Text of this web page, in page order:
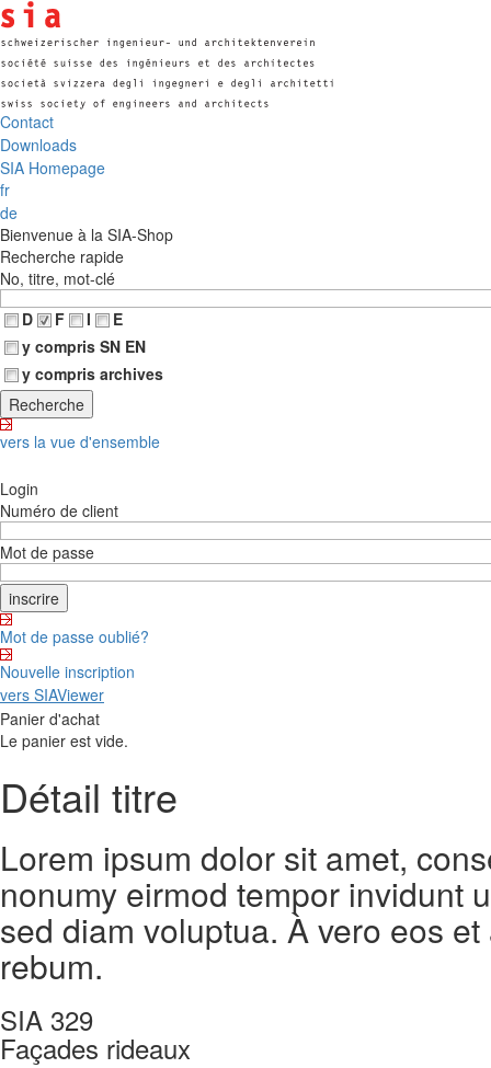
Contact
Downloads
SIA Homepage
fr
de
Bienvenue à la SIA-Shop
Recherche rapide
No, titre, mot-clé
D
F I
E
y compris SN EN
y compris archives
vers la vue d'ensemble
Login
Numéro de client
Mot de passe
Mot de passe oublié?
Nouvelle inscription
vers SIAViewer
Panier d'achat
Le panier est vide.
Détail titre
Lorem ipsum dolor sit amet,
nonumy eirmod tempor invidunt
sed diam voluptua. À vero eos
rebum.
SIA 329
Façades rideaux